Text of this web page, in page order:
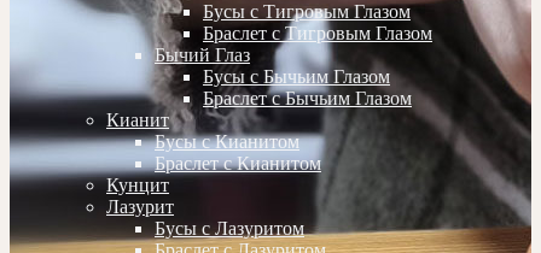
Бусы с Тигровым Глазом
Браслет с Тигровым Глазом
Бычий Глаз
Бусы с Бычьим Глазом
Браслет с Бычьим Глазом
Кианит
Бусы с Кианитом
Браслет с Кианитом
Кунцит
Лазурит
Бусы с Лазуритом